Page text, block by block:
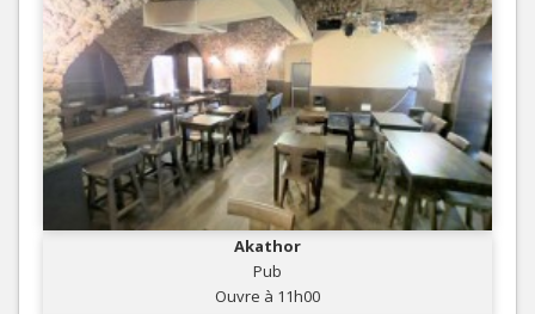
Akathor
Pub
Ouvre à 11h00